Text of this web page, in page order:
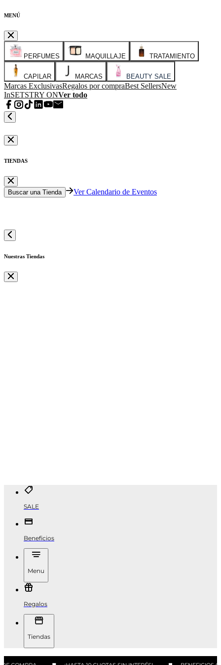
MENÚ
PERFUMES MAQUILLAJE TRATAMIENTO
CAPILAR MARCAS BEAUTY SALE
Marcas ExclusivasRegalos por compraBest SellersNew
InSETSTRY ONVer todo
TIENDAS
Buscar una Tienda Ver Calendario de Eventos
Nuestras Tiendas
SALE
Beneficios
Menu
Regalos
Tiendas